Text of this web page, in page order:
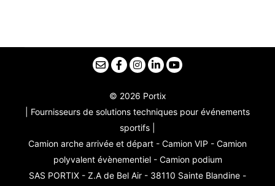
© 2026 Portix
| Fournisseurs de solutions techniques pour événements
sportifs |
Camion arche arrivée et départ - Camion VIP - Camion
polyvalent évènementiel - Camion podium
SAS PORTIX - Z.A de Bel Air - 38110 Sainte Blandine -